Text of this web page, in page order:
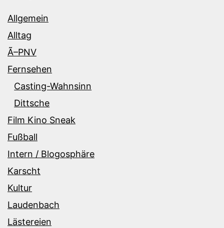
Allgemein
Alltag
Ã–PNV
Fernsehen
Casting-Wahnsinn
Dittsche
Film Kino Sneak
Fußball
Intern / Blogosphäre
Karscht
Kultur
Laudenbach
Lästereien